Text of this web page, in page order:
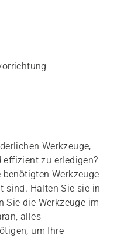
Werkzeuge,
zu erledigen?
Werkzeuge
sind. Halten Sie sie in
Sie die Werkzeuge im
alles
um Ihre